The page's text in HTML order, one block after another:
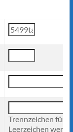
Trennzeichen für
Leerzeichen